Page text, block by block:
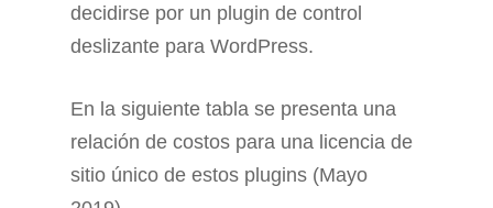
decidirse por un plugin de control
deslizante para WordPress.
En la siguiente tabla se presenta una
relación de costos para una licencia de
sitio único de estos plugins (Mayo